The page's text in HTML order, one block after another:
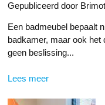
Gepubliceerd door
Een badmeubel bepaalt
badkamer, maar ook
geen beslissing...
Lees meer